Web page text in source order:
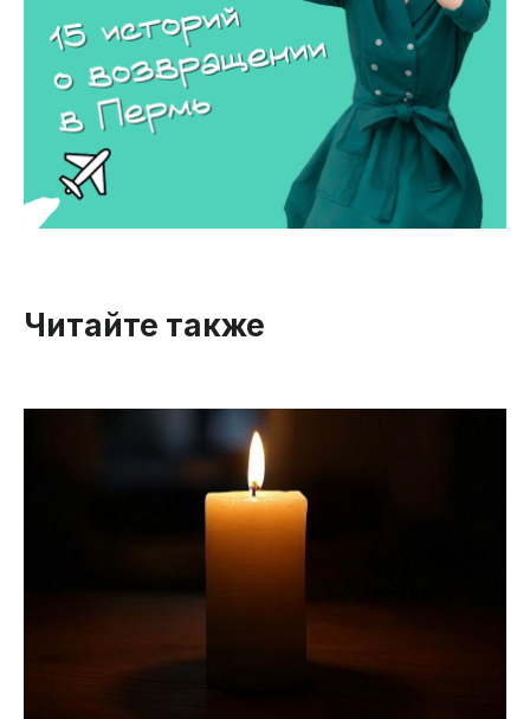
Читайте также